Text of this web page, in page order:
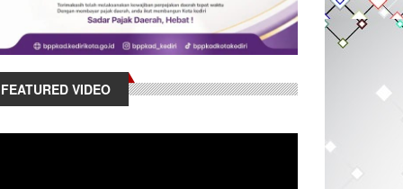
FEATURED VIDEO